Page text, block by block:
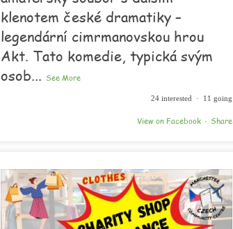
klenotem české dramatiky –
legendární cimrmanovskou hrou
Akt. Tato komedie, typická svým
osob... See More
24 interested · 11 going
View on Facebook · Share